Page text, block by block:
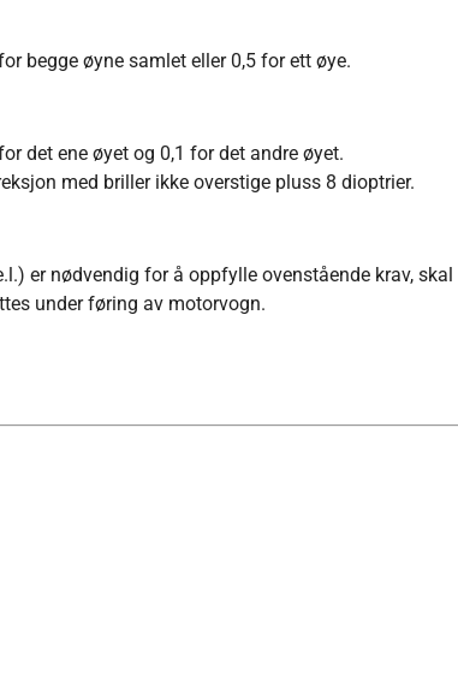
begge øyne samlet eller 0,5 for ett øye.
det ene øyet og 0,1 for det andre øyet.
med briller ikke overstige pluss 8 dioptrier.
er nødvendig for å oppfylle ovenstående krav, skal
under føring av motorvogn.